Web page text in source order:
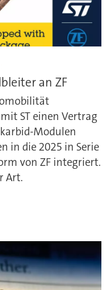
an ZF
ST einen Vertrag
Modulen
in die 2025 in Serie
von ZF integriert.
Art.